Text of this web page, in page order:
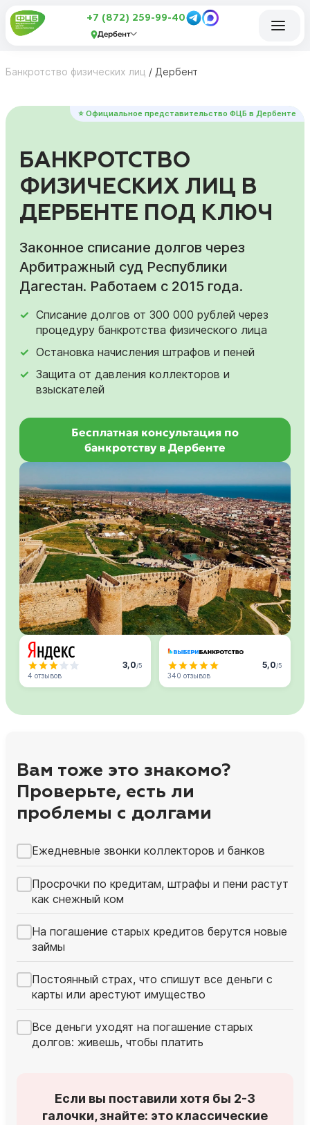
+7 (872) 259-99-40
Дербент
Банкротство физических лиц / Дербент
⭐ Официальное представительство ФЦБ в Дербенте
БАНКРОТСТВО
ФИЗИЧЕСКИХ ЛИЦ В
ДЕРБЕНТЕ ПОД КЛЮЧ
Законное списание долгов через
Арбитражный суд Республики
Дагестан. Работаем с 2015 года.
Списание долгов от 300 000 рублей через
процедуру банкротства физического лица
Остановка начисления штрафов и пеней
Защита от давления коллекторов и
взыскателей
Бесплатная консультация по
банкротству в Дербенте
3,0/5
4 отзывов
5,0/5
340 отзывов
Вам тоже это знакомо?
Проверьте, есть ли
проблемы с долгами
Ежедневные звонки коллекторов и банков
Просрочки по кредитам, штрафы и пени растут
как снежный ком
На погашение старых кредитов берутся новые
займы
Постоянный страх, что спишут все деньги с
карты или арестуют имущество
Все деньги уходят на погашение старых
долгов: живешь, чтобы платить
Если вы поставили хотя бы 2-3
галочки, знайте: это классические